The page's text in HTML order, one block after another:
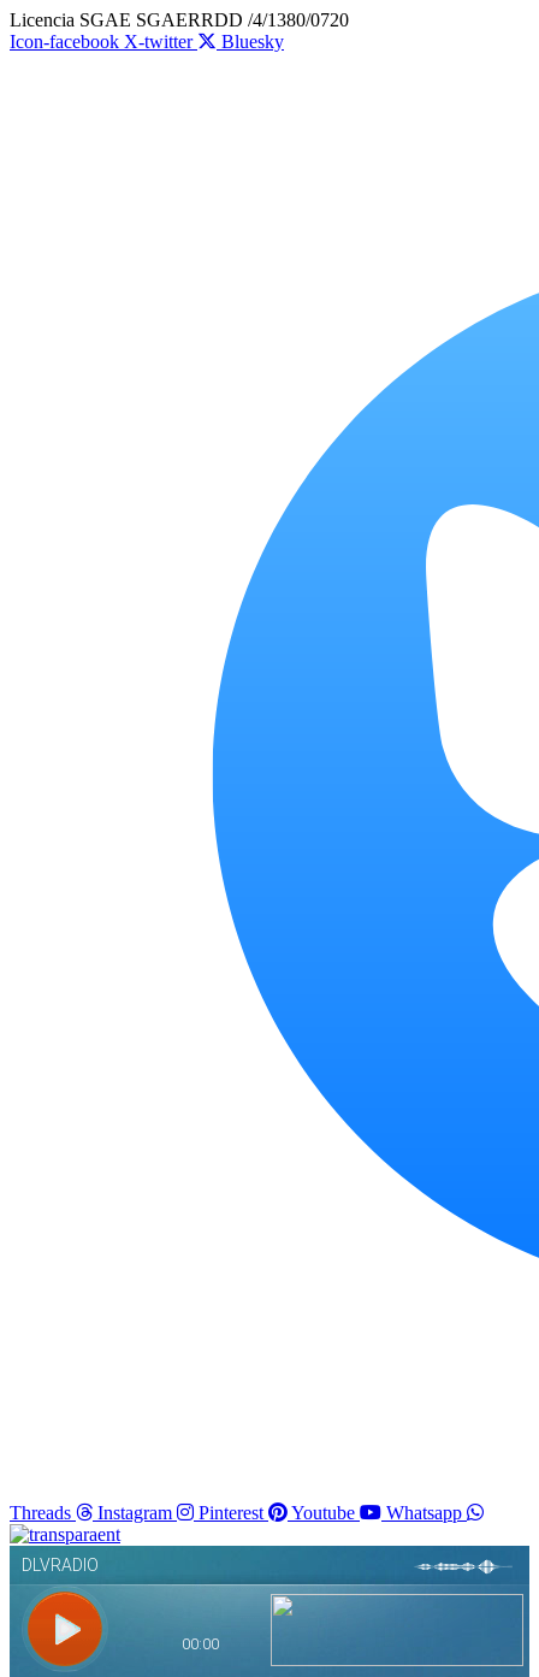
Ir
al
Licencia SGAE SGAERRDD /4/1380/0720
Icon-facebook X-twitter Bluesky
Threads Instagram Pinterest Youtube Whatsapp